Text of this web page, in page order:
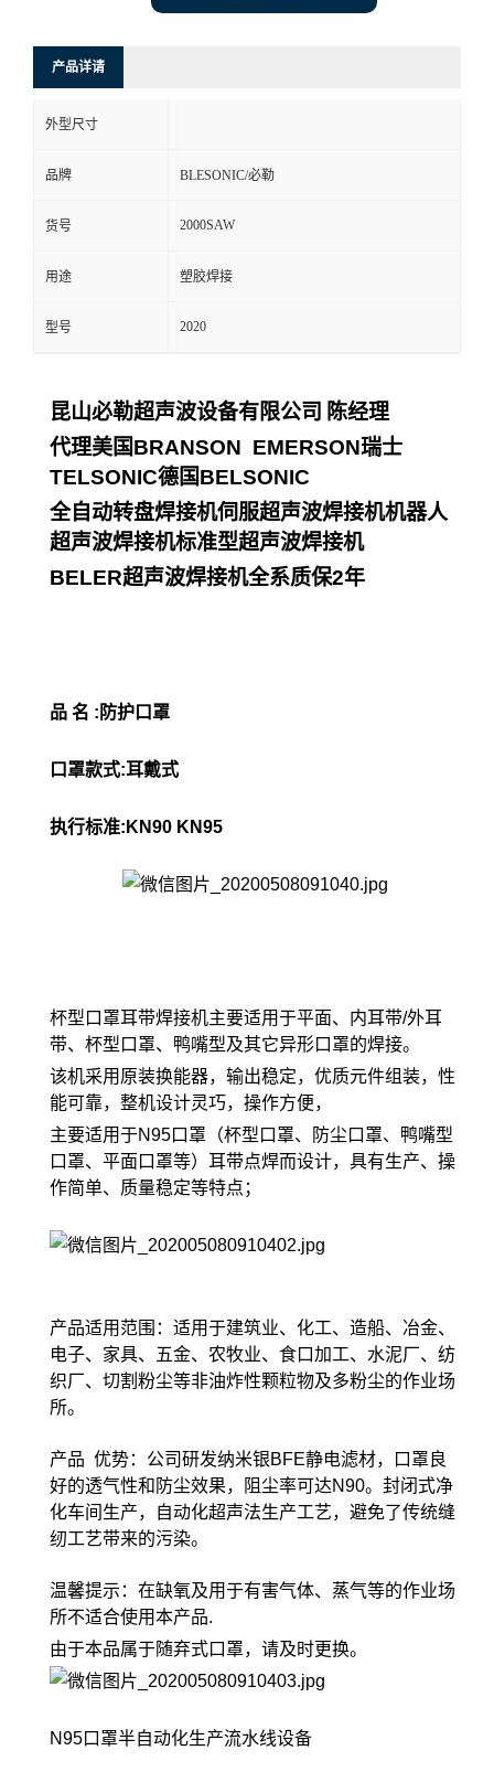
产品详请
外型尺寸
品牌 BLESONIC/必勒
货号 2000SAW
用途 塑胶焊接
型号 2020
昆山必勒超声波设备有限公司 陈经理
代理美国BRANSON EMERSON瑞士
TELSONIC德国BELSONIC
全自动转盘焊接机伺服超声波焊接机机器人
超声波焊接机标准型超声波焊接机
BELER超声波焊接机全系质保2年
品 名 :防护口罩
口罩款式:耳戴式
执行标准:KN90 KN95
杯型口罩耳带焊接机主要适用于平面、内耳带/外耳
带、杯型口罩、鸭嘴型及其它异形口罩的焊接。
该机采用原装换能器，输出稳定，优质元件组装，性
能可靠，整机设计灵巧，操作方便，
主要适用于N95口罩（杯型口罩、防尘口罩、鸭嘴型
口罩、平面口罩等）耳带点焊而设计，具有生产、操
作简单、质量稳定等特点；
产品适用范围：适用于建筑业、化工、造船、冶金、
电子、家具、五金、农牧业、食口加工、水泥厂、纺
织厂、切割粉尘等非油炸性颗粒物及多粉尘的作业场
所。
产品 优势：公司研发纳米银BFE静电滤材，口罩良
好的透气性和防尘效果，阻尘率可达N90。封闭式净
化车间生产，自动化超声法生产工艺，避免了传统缝
纫工艺带来的污染。
温馨提示：在缺氧及用于有害气体、蒸气等的作业场
所不适合使用本产品.
由于本品属于随弃式口罩，请及时更换。
N95口罩半自动化生产流水线设备